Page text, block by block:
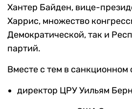
Хантер Байден, вице-
Харрис, множество
Демократической, так и
партий.
Вместе с тем в санкционном
директор ЦРУ Уильям